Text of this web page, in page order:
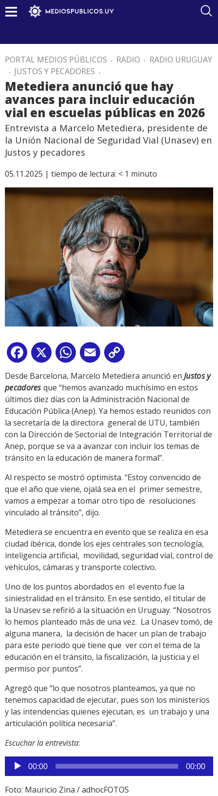
PORTAL MEDIOS PÚBLICOS . RADIO . RADIO URUGUAY
. JUSTOS Y PECADORES .
Metediera anunció que hay
avances para incluir educación
vial en escuelas públicas en 2026
Entrevista a Marcelo Metediera, presidente de
la Unión Nacional de Seguridad Vial (Unasev) en
Justos y pecadores
05.11.2025 | tiempo de lectura: < 1 minuto
Facebook
X WhatsApp
Email
Link
Desde Barcelona, Marcelo Metediera anunció en Justos y
pecadoresque “hemos avanzado muchísimo en estos
últimos diez días con la Administración Nacional de
Educación Pública (Anep). Ya hemos estado reunidos con
la secretaría de la directora general de UTU, también
con la Dirección de Sectorial de Integración Territorial de
Anep, porque se va a avanzar con incluir los temas de
tránsito en la educación de manera formal”.
Al respecto se mostró optimista. “Estoy convencido de
que el año que viene, ojalá sea en el primer semestre,
vamos a empezar a tomar otro tipo de resoluciones
vinculado al tránsito”, dijo.
Metediera se encuentra en evento que se realiza en esa
ciudad ibérica, donde los ejes centrales son tecnología,
inteligencia artificial, movilidad, seguridad vial, control de
vehículos, cámaras y transporte colectivo.
Uno de los puntos abordados en el evento fue la
siniestralidad en el tránsito. En ese sentido, el titular de
la Unasev se refirió a la situación en Uruguay. “Nosotros
lo hemos planteado más de una vez. La Unasev tomó, de
alguna manera, la decisión de hacer un plan de trabajo
para este periodo que tiene que ver con el tema de la
educación en el tránsito, la fiscalización, la justicia y el
permiso por puntos”.
Agregó que “lo que nosotros planteamos, ya que no
tenemos capacidad de ejecutar, pues son los ministerios
y las intendencias quienes ejecutan, es un trabajo y una
articulación política necesaria”.
Escuchar la entrevista:
Reproductor
de
audio
00:00 00:00
Foto: Mauricio Zina / adhocFOTOS